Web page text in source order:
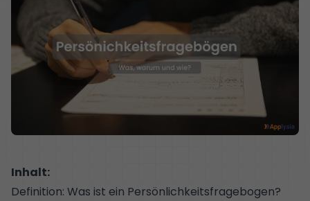
Inhalt:
Definition: Was ist ein Persönlichkeitsfragebogen?